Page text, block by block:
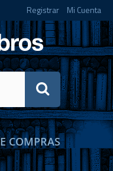
Registrar Mi Cuenta
COMPRAS